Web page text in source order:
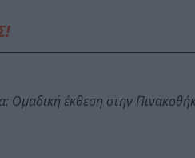
Ομαδική έκθεση στην